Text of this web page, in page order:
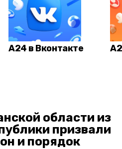
А24 в Вконтакте
области из
призвали
и порядок